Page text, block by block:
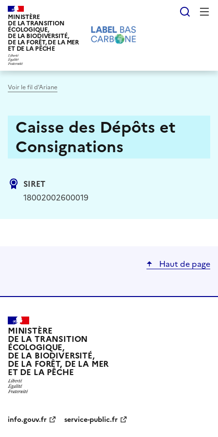
Aller
au
contenu
principal
MINISTÈRE
DE LA TRANSITION
ÉCOLOGIQUE,
DE LA BIODIVERSITÉ,
DE LA FORÊT, DE LA MER
ET DE LA PÊCHE
Voir le fil d'Ariane
Caisse des Dépôts et
Consignations
SIRET
18002002600019
Haut de page
MINISTÈRE
DE LA TRANSITION
ÉCOLOGIQUE,
DE LA BIODIVERSITÉ,
DE LA FORÊT, DE LA MER
ET DE LA PÊCHE
info.gouv.fr
service-public.fr